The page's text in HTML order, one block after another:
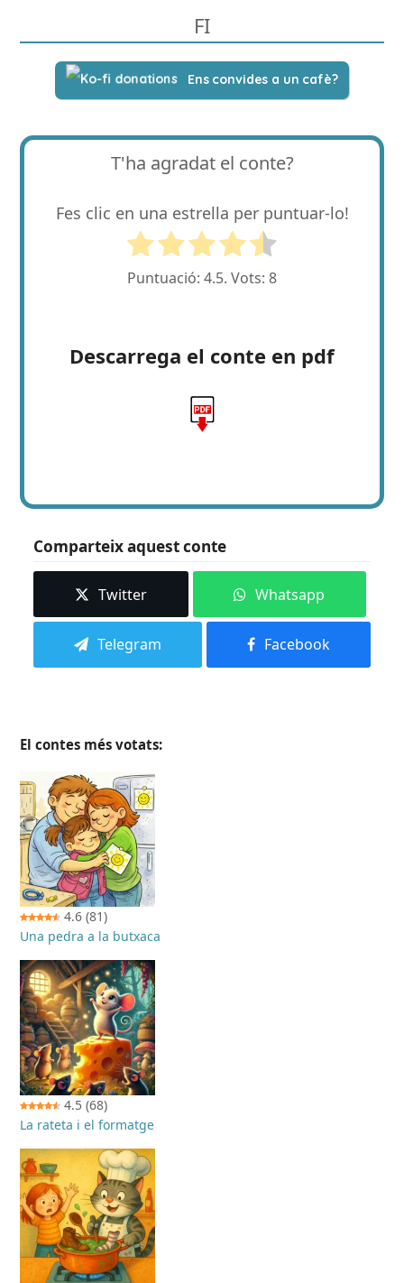
FI
Ens convides a un cafè?
T'ha agradat el conte?
Fes clic en una estrella per puntuar-lo!
Puntuació: 4.5. Vots: 8
Descarrega el conte en pdf
Comparteix aquest conte
Twitter Whatsapp
Telegram Facebook
El contes més votats:
4.6 (81)
Una pedra a la butxaca
4.5 (68)
La rateta i el formatge